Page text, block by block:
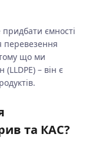
ємності
перевезення
тому що ми
– він є
та КАС?